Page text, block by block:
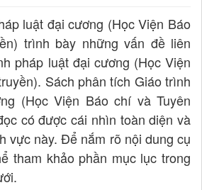
luật đại cương (Học Viện Báo
trình bày những vấn đề liên
pháp luật đại cương (Học Viện
Sách phân tích Giáo trình
(Học Viện Báo chí và Tuyên
có được cái nhìn toàn diện và
vực này. Để nắm rõ nội dung cụ
tham khảo phần mục lục trong